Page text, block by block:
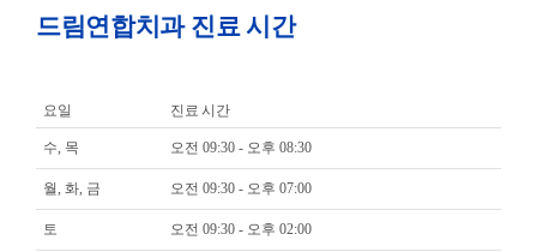
드림연합치과 진료 시간
요일 진료 시간
수, 목 오전 09:30 - 오후 08:30
월, 화, 금 오전 09:30 - 오후 07:00
토 오전 09:30 - 오후 02:00